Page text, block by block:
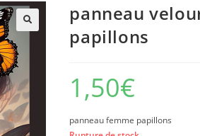
panneau
papillons
1,50€
panneau femme papillons